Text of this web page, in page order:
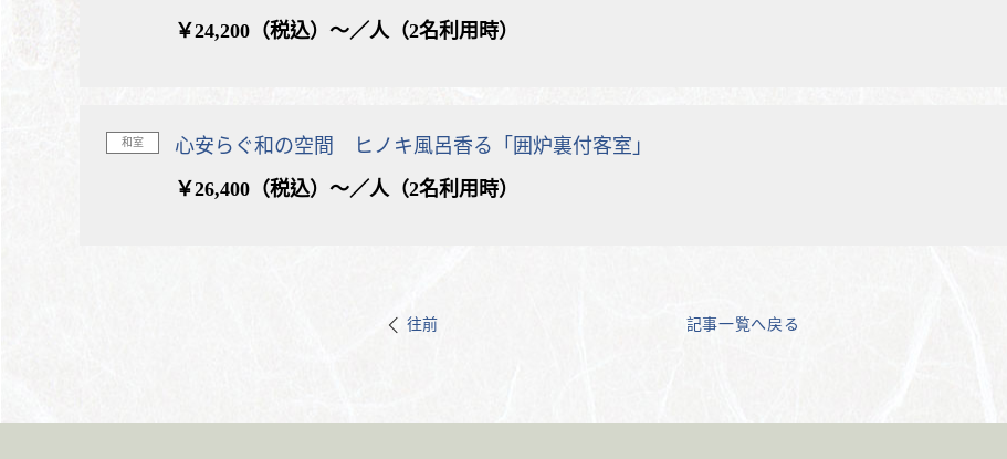
￥24,200（税込）～／人（2名利用時）
和室
心安らぐ和の空間 ヒノキ風呂香る「囲炉裏付客室」
￥26,400（税込）～／人（2名利用時）
往前 記事一覧へ戻る